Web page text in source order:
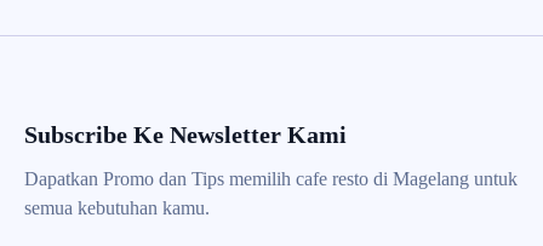
Subscribe Ke Newsletter Kami
Dapatkan Promo dan Tips memilih cafe resto di Magelang untuk
semua kebutuhan kamu.